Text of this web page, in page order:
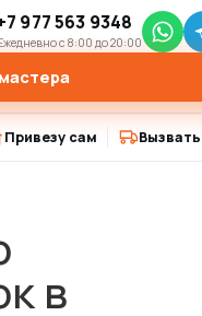
977 563 9348
с 8:00 до 20:00
Привезу сам
в